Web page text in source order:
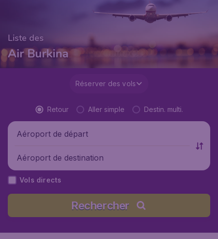
Liste des
Air Burkina
Réserver des vols
Retour Aller simple Destin. multi.
Aéroport de départ
Aéroport de destination
Vols directs
Rechercher